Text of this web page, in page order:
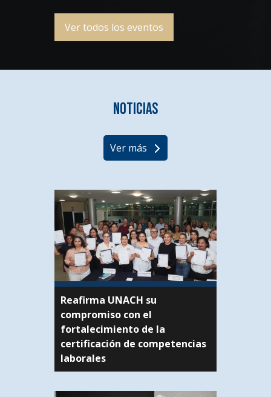
Ver todos los eventos
Noticias
Ver más
Reafirma UNACH su
compromiso con el
fortalecimiento de la
certificación de competencias
laborales